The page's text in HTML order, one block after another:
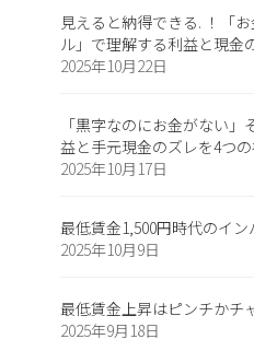
見えると納得できる. ！「
ル」で理解する利益と現金
2025年10月22日
「黒字なのにお金がない
益と手元現金のズレを4つ
2025年10月17日
最低賃金1,500円時代のイン
2025年10月9日
最低賃金上昇はピンチかチ
2025年9月18日